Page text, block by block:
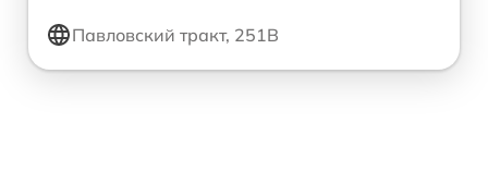
Павловский тракт, 251В